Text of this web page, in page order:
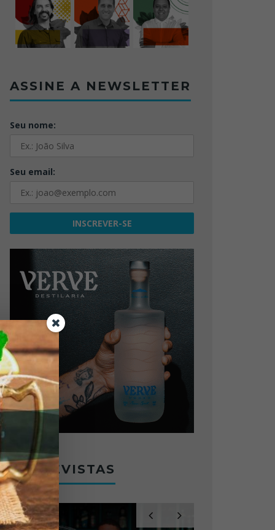
ASSINE A NEWSLETTER
Seu nome:
Seu email:
ENTREVISTAS